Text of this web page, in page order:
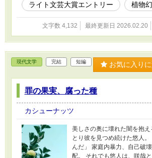
ライト文芸大賞エントリー
植物
文字数 4,132 最終更新日 2026.02.20
現代文学 完結 短編 お気に入り
罪の果実、腐った種
カシューナッツ
美しさの奥に壊れた闇を抱
とり彼を見つめ続けた悠人
んだ」 家庭内暴力、自己破
配。 それでも悠人は、咲哉